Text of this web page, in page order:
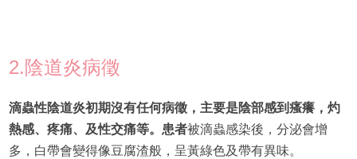
2.陰道炎病徵
滴蟲性陰道炎初期沒有任何病徵，主要是陰部感到瘙癢，灼
熱感、疼痛、及性交痛等。患者被滴蟲感染後，分泌會增
多，白帶會變得像豆腐渣般，呈黃綠色及帶有異味。